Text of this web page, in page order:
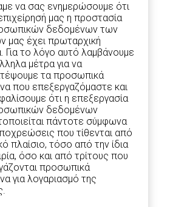
να σας ενημερώσουμε ότι
μας η προστασία
δεδομένων των
μας έχει πρωταρχική
Για το λόγο αυτό λαμβάνουμε
μέτρα για να
τα προσωπικά
που επεξεργαζόμαστε και
ότι η επεξεργασία
δεδομένων
πάντοτε σύμφωνα
που τίθενται από
πλαίσιο, τόσο από την ίδια
όσο και από τρίτους που
προσωπικά
για λογαριασμό της